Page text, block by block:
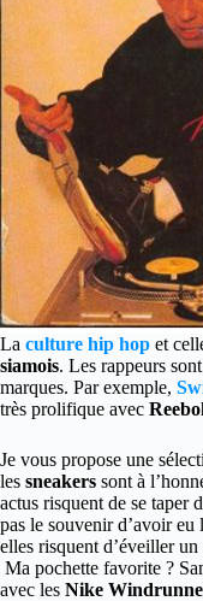
La culture hip hop et
siamois. Les rappeurs
marques. Par exemple,
très prolifique avec
Je vous propose une
les sneakers sont à
actus risquent de se taper
pas le souvenir d’avoir eu
elles risquent d’éveiller
Ma pochette favorite ?
avec les Nike